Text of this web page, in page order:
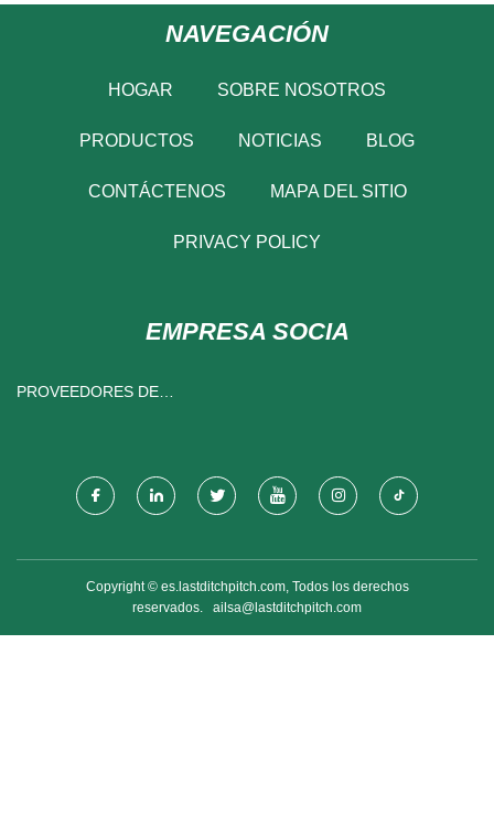
NAVEGACIÓN
HOGAR SOBRE NOSOTROS
PRODUCTOS NOTICIAS BLOG
CONTÁCTENOS MAPA DEL SITIO
PRIVACY POLICY
EMPRESA SOCIA
PROVEEDORES DE
Copyright © es.lastditchpitch.com, Todos los derechos
reservados. ailsa@lastditchpitch.com